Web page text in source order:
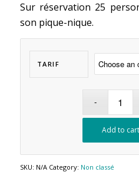
Sur réservation 25
son pique-nique.
TARIF
Add to cart
SKU: N/A Category: Non classé